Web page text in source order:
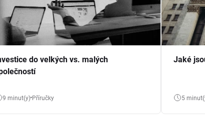
do velkých vs. malých
9 minut(y) Příručky
Jaké
5